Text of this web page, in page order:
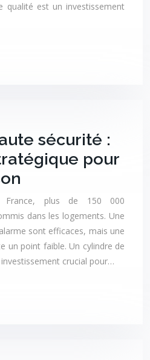
qualité est un investissement
sécurité :
pour
France, plus de 150 000
dans les logements. Une
sont efficaces, mais une
un point faible. Un cylindre de
crucial pour…